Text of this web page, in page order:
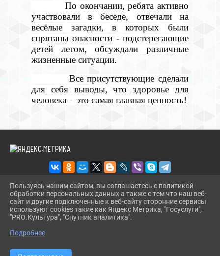
По окончании, ребята активно
участвовали в беседе, отвечали на
весёлые загадки, в которых были
спрятаны опасности - подстерегающие
детей летом,обсуждали различные
жизненные ситуации.
Все присутствующие сделали
для себя выводы, что здоровье для
человека – это самая главная ценность!
2026 Г. RDKDRUJBA.RU
ВХОД
КАРТА САЙТА
СДЕЛАНО НА KUBCMS
Пользуясь нашим сайтом, вы соглашаетесь с политикой
обработки персональных данных а также с тем что наш веб-
сайт и другие подключенные к веб-сайту сторонние сервисы
используют cookies такие как Яндекс Метрика, "Госуслуги",
"PRO.Культура", "Спутник аналитика".
Подробнее